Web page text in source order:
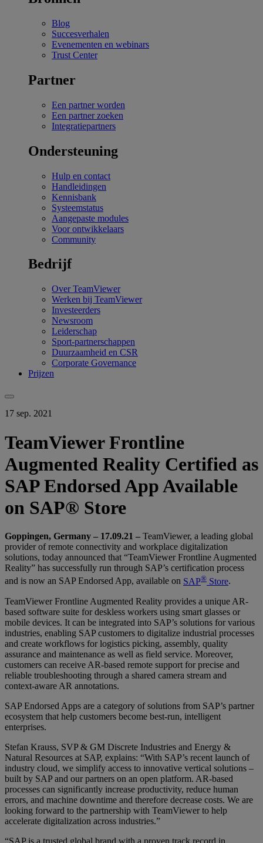
Blog
Succesverhalen
Evenementen en webinars
Trust Center
Partner
Een partner worden
Een partner zoeken
Integratiepartners
Ondersteuning
Hulp en contact
Handleidingen
Kennisbank
Systeemstatus
Aangepaste modules
Voor ontwikkelaars
Community
Bedrijf
Over TeamViewer
Werken bij TeamViewer
Investeerders
Newsroom
Leiderschap
Sport-partnerschappen
Duurzaamheid en CSR
Corporate Governance
Prijzen
17 sep. 2021
TeamViewer Frontline
Augmented Reality Certified as
SAP Endorsed App Available
on SAP® Store
Goppingen, Germany – 17.09.21 – TeamViewer, a leading global
provider of remote connectivity and workplace digitalization
solutions, today announced that “TeamViewer Frontline Augmented
Reality” has successfully run through SAP’s certification process
and is now an SAP Endorsed App, available on SAP® Store.
TeamViewer Frontline Augmented Reality provides a unique AR-
based software suite for deskless workers using smart glasses or
mobile devices. It can be integrated into SAP’s solutions for various
industries, enabling SAP customers to digitalize industrial processes
and create workflows for logistics picking, assembly, quality
assurance and maintenance as well as field service. Moreover,
customers can receive AR-based remote support for precise and
reliable troubleshooting through a shared camera stream and
context-aware AR annotations.
SAP Endorsed Apps are a category of solutions from SAP’s partner
ecosystem that help customers become best-run, intelligent
enterprises.
Stefan Krauss, SVP & GM Discrete Industries and Energy &
Natural Resources at SAP, explains: “With SAP’s recent launch of
industry cloud, we simplify access to innovative vertical solutions –
built by SAP and our partners on an open platform. AR-based
processes can significantly increase productivity, reduce human
errors, and machine downtime and therefore decrease costs. We are
looking forward to the partnership with TeamViewer to help
accelerate digitalization across industries.”
“SAP is a trusted global brand with a proven track record in